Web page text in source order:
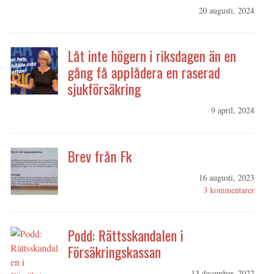
20 augusti, 2024
Låt inte högern i riksdagen än en
gång få applådera en raserad
sjukförsäkring
9 april, 2024
Brev från Fk
16 augusti, 2023
3 kommentarer
Podd: Rättsskandalen i
Försäkringskassan